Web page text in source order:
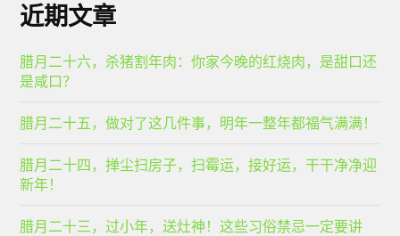
近期文章
腊月二十六，杀猪割年肉：你家今晚的红烧肉，是甜口还
是咸口？
腊月二十五，做对了这几件事，明年一整年都福气满满！
腊月二十四，掸尘扫房子，扫霉运，接好运，干干净净迎
新年！
腊月二十三，过小年，送灶神！这些习俗禁忌一定要讲